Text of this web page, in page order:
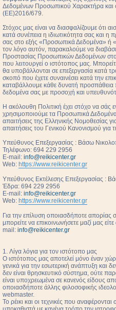
Δεδομένων Προσωπικού Χαρακτήρα και
(ΕΕ)2016/679.
Στόχος μας είναι να διασφαλίζουμε ότι
κατά συνέπεια η ιδιωτικότητα σας και
σας στο εξής «Προσωπικά Δεδομένα» ή
τον λόγο αυτόν, παρακαλούμε να
Προστασίας Προσωπικών Δεδομένων στο
που λειτουργεί ο ιστότοπος μας.
θα υποβάλλονται σε επεξεργασία κατά
σκοπό που έχετε συναινέσει κατά την
καταβάλλουμε κάθε δυνατή προσπάθεια
δεδομένα σας με προσοχή και
Η ακόλουθη Πολιτική έχει στόχο να σάς
χρησιμοποιούμε τα Προσωπικά
απαιτήσεις της Ελληνικής Νομοθεσίας
απαιτήσεις του Γενικού Κανονισμού
Υπεύθυνος Επεξεργασίας : Βάσω
Τηλέφωνο: 694 229 2956
E-mail: info@reikicenter.gr
Web: https://www.reikicenter.gr
Υπεύθυνος Εκτέλεσης Επεξεργασίας :
Έδρα: 694 229 2956
E-mail: info@reikicenter.gr
Web: https://www.reikicenter.gr
Για την επίλυση οποιασδήποτε απορίας
μπορείτε να επικοινωνήσετε μαζί μας
mail: info@reikicenter.gr
1. Λίγα λόγια για τον ιστότοπο μας
Ο ιστότοπος μας αποτελεί μόνο έναν
γενικά για την εσωτερική ανάπτυξη και
δεν είναι θρησκευτικό σύστημα, ούτε
είναι υποχρεωμένα σε κανενός είδους
οποιασδήποτε άλλης φιλοσοφικής
webmaster.
Το ρέικι και οι τεχνικές που